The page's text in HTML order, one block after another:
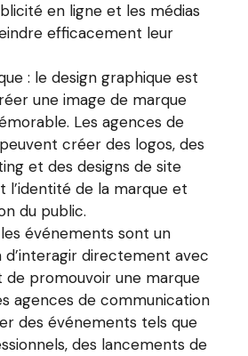
en ligne et les médias
efficacement leur
: le design graphique est
une image de marque
Les agences de
créer des logos, des
et des designs de site
l’identité de la marque et
du public.
événements sont un
directement avec
promouvoir une marque
agences de communication
des événements tels que
des lancements de